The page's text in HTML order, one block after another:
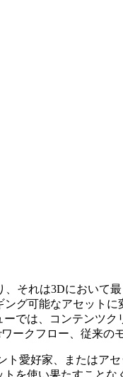
それは3Dにおいて
グ可能なアセット
では、コンテンツ
ークフロー、従来
愛好家、またはア
を使い果たすことな